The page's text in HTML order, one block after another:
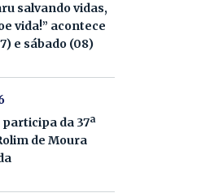
salvando vidas,
vida!” acontece
e sábado (08)
da 37ª
de Moura